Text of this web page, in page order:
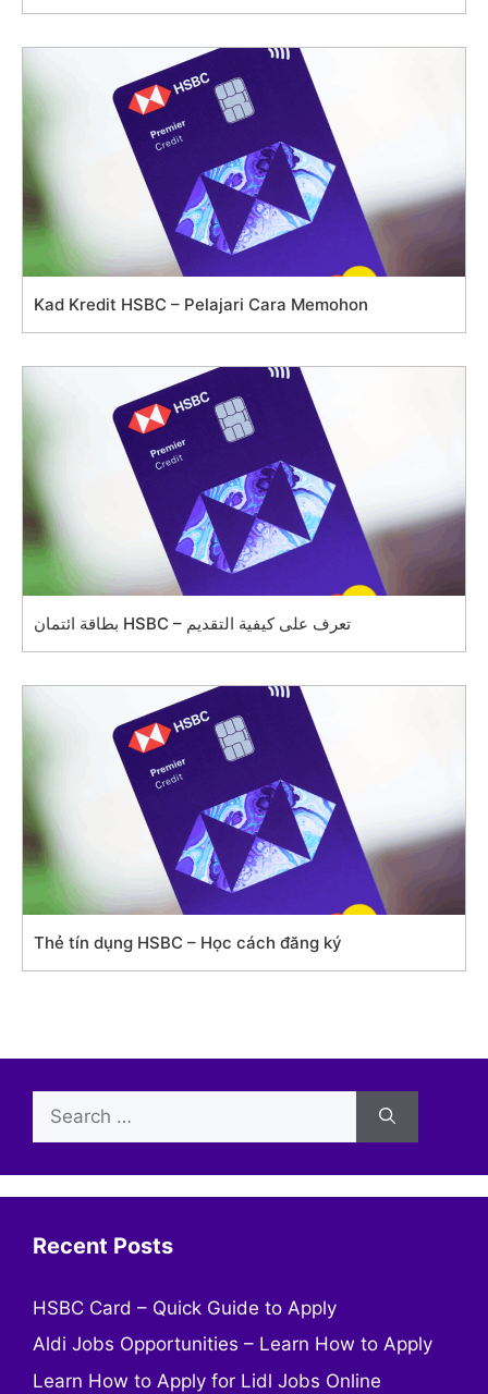
Kad Kredit HSBC – Pelajari Cara Memohon
بطاقة ائتمان HSBC – تعرف على كيفية التقديم
Thẻ tín dụng HSBC – Học cách đăng ký
for:
Recent Posts
HSBC Card – Quick Guide to Apply
Aldi Jobs Opportunities – Learn How to Apply
Learn How to Apply for Lidl Jobs Online